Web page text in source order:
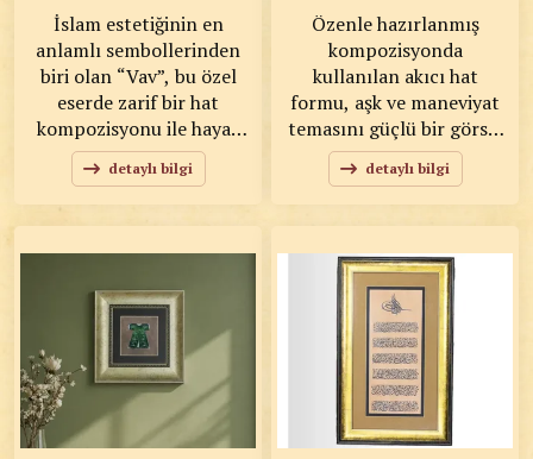
İslam estetiğinin en
anlamlı sembollerinden
biri olan “Vav”, bu özel
eserde zarif bir hat
kompozisyonu ile hayat
buluyor. Tevazu, kulluk ve
yaratılışın özünü temsil
eden Vav formu, ince
işçilikle yazı sanatına
dönüştürülerek güçlü bir
görsel ifade sunar. KOD:
0088 SANATKÂR: Ahmet
Zeki YAVAŞ ÖLÇÜLER:
75x75 ESER
ÖZELLİKLERİ: Toprak
detaylı bilgi
Özenle hazırlanmış
kompozisyonda
kullanılan akıcı hat
formu, aşk ve maneviyat
temasını güçlü bir görsel
dil ile yansıtır. Altın
tonlu çerçevesi ile
sıcaklık ve prestij katar.
KOD: 0089 SANATKÂR:
Ahmet Zeki YAVAŞ
ÖLÇÜLER: 51x66 ESER
ÖZELLİKLERİ: Toprak
detaylı bilgi